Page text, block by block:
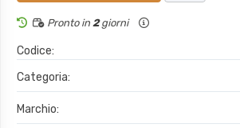
Pronto in 2giorni
Codice:
Categoria:
Marchio: